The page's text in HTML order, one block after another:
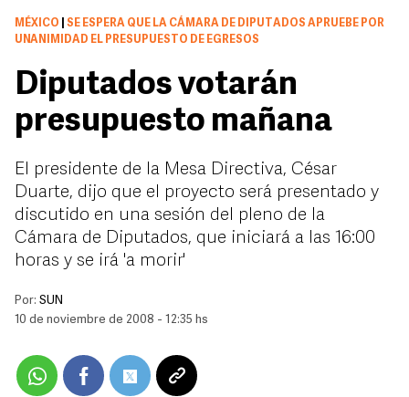
MÉXICO
SE ESPERA QUE LA CÁMARA DE DIPUTADOS APRUEBE POR
UNANIMIDAD EL PRESUPUESTO DE EGRESOS
Diputados votarán
presupuesto mañana
El presidente de la Mesa Directiva, César
Duarte, dijo que el proyecto será presentado y
discutido en una sesión del pleno de la
Cámara de Diputados, que iniciará a las 16:00
horas y se irá 'a morir'
Por: SUN
10 de noviembre de 2008 - 12:35 hs